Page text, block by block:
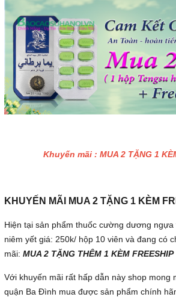
Khuyến mãi : MUA 2 TẶNG 1
KHUYẾN MÃI MUA 2 TẶNG 1 KÈM
Hiện tại sản phẩm thuốc cường dương
niêm yết giá: 250k/ hộp 10 viên và đang có
mãi: MUA 2 TẶNG THÊM 1 KÈM FREESHIP
Với khuyến mãi rất hấp dẫn này shop mong
quận Ba Đình mua được sản phẩm chính